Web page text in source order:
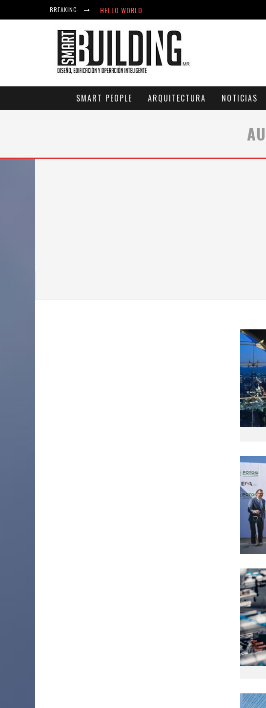
BREAKING
HELLO WORLD
ACICLOVIR EN FARMACIA VIOLÁN: CREMAS Y
SMART PEOPLE ARQUITECTURA NOTICIAS